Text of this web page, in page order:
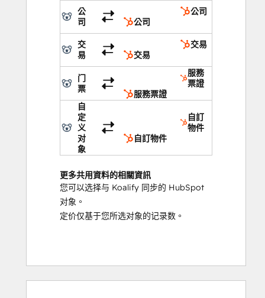
公
司
公司
公司
交
易
交易
交易
门
票
服務
票證
服務票證
自
定
义
对
象
自訂
物件
自訂物件
更多共用資料的相關資訊
您可以选择与 Koalify 同步的 HubSpot
对象。
定价仅基于您所选对象的记录数。